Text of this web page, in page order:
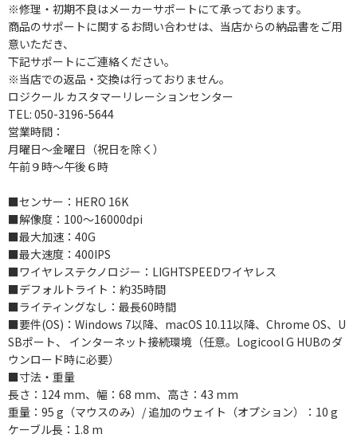
※修理・初期不良はメーカーサポートにて承っております。
商品のサポートに関するお問い合わせは、当店からの納品書をご用
意いただき、
下記サポートにご連絡ください。
※当店での返品・交換は行っておりません。
ロジクール カスタマーリレーションセンター
TEL: 050-3196-5644
営業時間：
月曜日～金曜日（祝日を除く）
午前９時～午後６時
■センサー：HERO 16K
■解像度：100～16000dpi
■最大加速：40G
■最大速度：400IPS
■ワイヤレステクノロジー：LIGHTSPEEDワイヤレス
■デフォルトライト：約35時間
■ライティングなし：最長60時間
■要件(OS)：Windows 7以降、macOS 10.11以降、Chrome OS、U
SBポート、 インターネット接続環境（任意。Logicool G HUBのダ
ウンロード時に必要）
■寸法・重量
長さ：124 mm、幅：68 mm、高さ：43 mm
重量：95 g（マウスのみ）/ 追加のウェイト（オプション）：10 g
ケーブル長：1.8 m